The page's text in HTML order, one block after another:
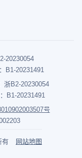
20230054
B1-20231491
浙B2-20230054
B1-20231491
号
有 网站地图